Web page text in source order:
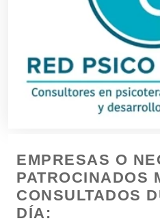
Copiadoras
Cortinas, Persianas
Cremerías y
Cristalerías
Cromadoras
EMPRESAS O
PATROCINADOS
CONSULTADOS
DÍA: